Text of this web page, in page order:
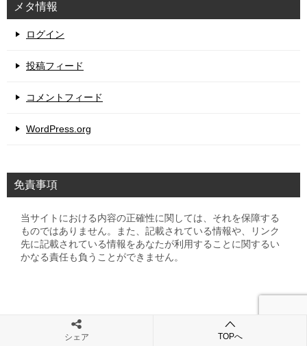
メタ情報
ログイン
投稿フィード
コメントフィード
WordPress.org
免責事項
当サイトにおける内容の正確性に関しては、それを保障する
ものではありません。また、記載されている情報や、リンク
先に記載されている情報をあなたが利用することに関するい
かなる責任も負うことができません。
© 2008 初心者の資産運用計画 黒澤ファンド
シェア TOPへ